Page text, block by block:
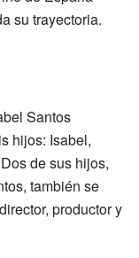
su trayectoria.
Santos
hijos: Isabel,
de sus hijos,
también se
productor y